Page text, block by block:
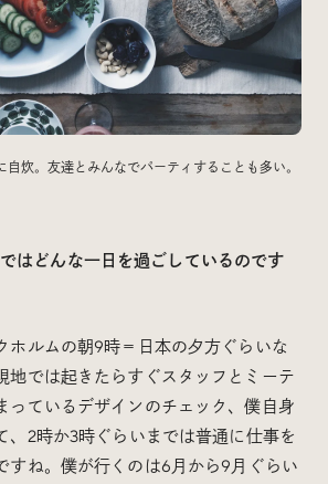
炊。友達とみんなでパーティすることも多い。
はどんな一日を過ごしているのです
ホルムの朝9時＝日本の夕方ぐらいな
地では起きたらすぐスタッフとミーテ
っているデザインのチェック、僕自身
、2時か3時ぐらいまでは普通に仕事を
すね。僕が行くのは6月から9月ぐらい